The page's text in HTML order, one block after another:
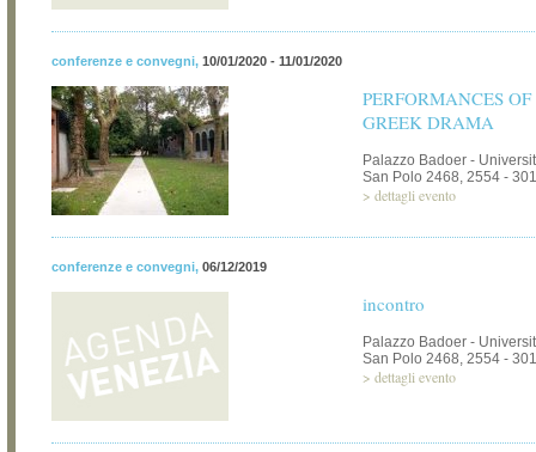
conferenze e convegni, 10/01/2020 - 11/01/2020
PERFORMANCES
GREEK DRAMA
Palazzo Badoer -
San Polo 2468, 2554 -
> dettagli evento
conferenze e convegni, 06/12/2019
incontro
Palazzo Badoer -
San Polo 2468, 2554 -
> dettagli evento